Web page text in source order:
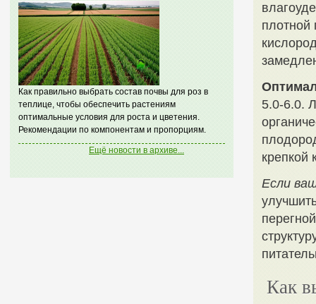
Как правильно выбрать состав почвы для роз в
теплице, чтобы обеспечить растениям
оптимальные условия для роста и цветения.
Рекомендации по компонентам и пропорциям.
Ещё новости в архиве...
плотной
5.0-6.0.
крепкой
Если
Как